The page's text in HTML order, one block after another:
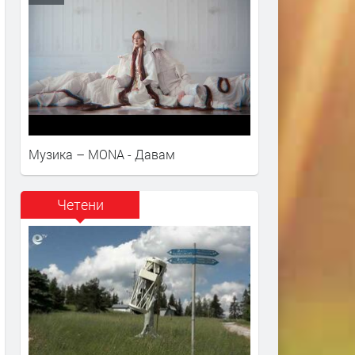
Музика – MONA - Давам
Четени